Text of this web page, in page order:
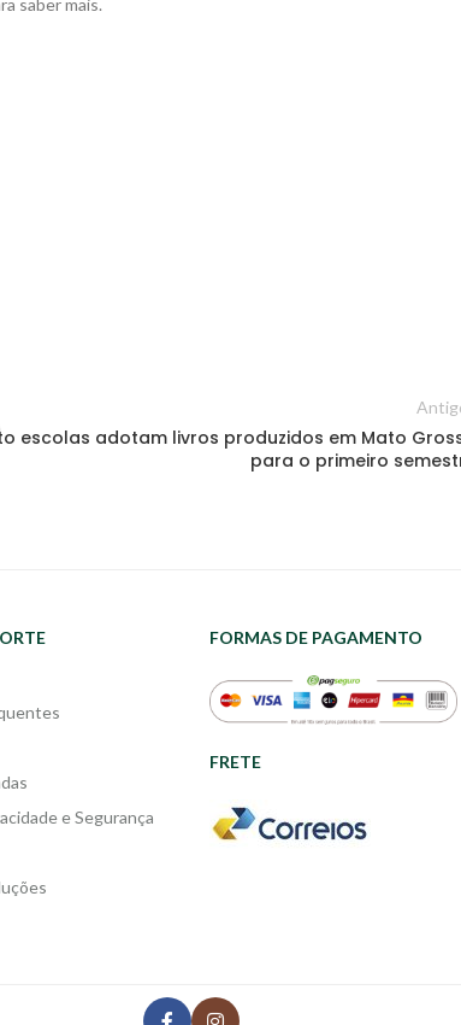
saber mais.
escolas adotam livros produzidos em Mato
para o primeiro
e Segurança
FORMAS DE PAGAMENTO
FRETE